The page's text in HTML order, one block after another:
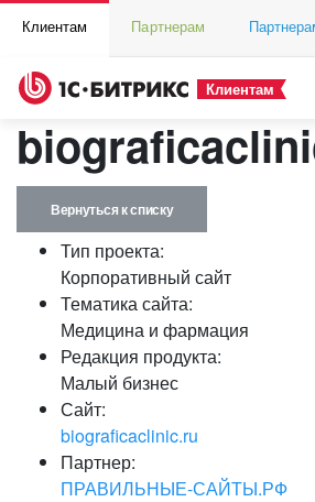
Клиентам Партнерам
Клиентам
Вернуться к списку
Тип проекта:
Корпоративный сайт
Тематика сайта:
Медицина и фармация
Редакция продукта:
Малый бизнес
Сайт:
biograficaclinic.ru
Партнер:
ПРАВИЛЬНЫЕ-САЙТЫ.РФ